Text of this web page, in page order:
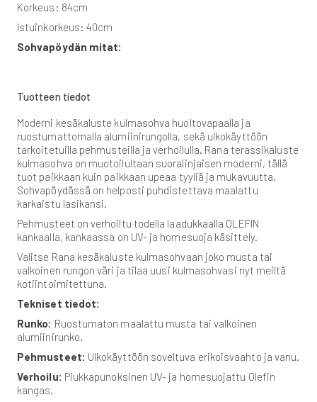
Korkeus: 84cm
Istuinkorkeus: 40cm
Sohvapöydän mitat:
Tuotteen tiedot
Moderni kesäkaluste kulmasohva huoltovapaalla ja
ruostumattomalla alumiinirungolla, sekä ulkokäyttöön
tarkoitetuilla pehmusteilla ja verhoilulla. Rana terassikaluste
kulmasohva on muotoilultaan suoralinjaisen moderni, tällä
tuot paikkaan kuin paikkaan upeaa tyyliä ja mukavuutta.
Sohvapöydässä on helposti puhdistettava maalattu
karkaistu lasikansi.
Pehmusteet on verhoiltu todella laadukkaalla OLEFIN
kankaalla, kankaassa on UV- ja homesuoja käsittely.
Valitse Rana kesäkaluste kulmasohvaan joko musta tai
valkoinen rungon väri ja tilaa uusi kulmasohvasi nyt meiltä
kotiintoimitettuna.
Tekniset tiedot:
Runko: Ruostumaton maalattu musta tai valkoinen
alumiinirunko.
Pehmusteet: Ulkokäyttöön soveltuva erikoisvaahto ja vanu.
Verhoilu: Piukkapunoksinen UV- ja homesuojattu Olefin
kangas.